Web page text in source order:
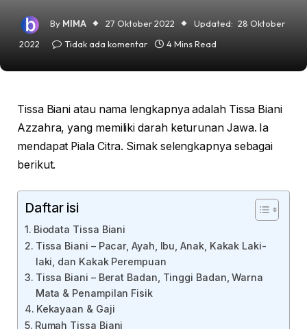
By MIMA 27 Oktober 2022 Updated: 28 Oktober
2022
Tidak ada komentar 4 Mins Read
Tissa Biani atau nama lengkapnya adalah Tissa Biani
Azzahra, yang memiliki darah keturunan Jawa. Ia
mendapat Piala Citra. Simak selengkapnya sebagai
berikut.
Daftar isi
Biodata Tissa Biani
Tissa Biani – Pacar, Ayah, Ibu, Anak, Kakak Laki-
laki, dan Kakak Perempuan
Tissa Biani – Berat Badan, Tinggi Badan, Warna
Mata & Penampilan Fisik
Kekayaan & Gaji
Rumah Tissa Biani